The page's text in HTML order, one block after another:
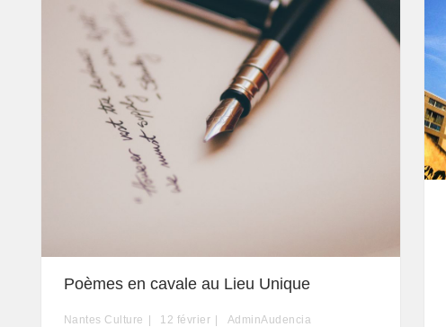
Poèmes en cavale au Lieu Unique
Nantes Culture 12 février AdminAudencia